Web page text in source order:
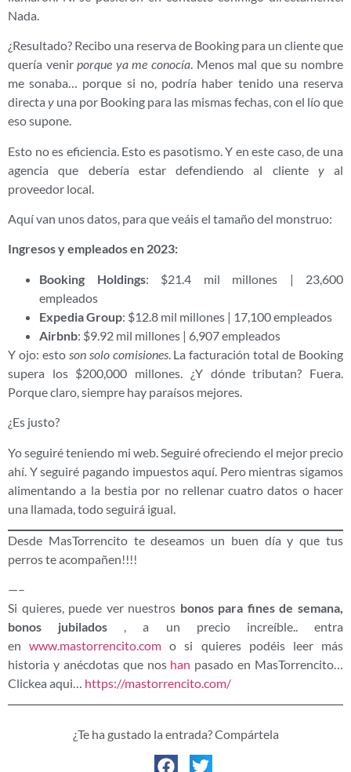
Nada.
¿Resultado? Recibo una reserva de Booking para un cliente que
quería venirporque ya me conocía. Menos mal que su nombre
me sonaba… porque si no, podría haber tenido una reserva
directa y una por Booking para las mismas fechas, con el lío que
eso supone.
Esto no es eficiencia. Esto es pasotismo. Y en este caso, de una
agencia que debería estar defendiendo al cliente yal
proveedor local.
Aquí van unos datos, para que veáis el tamaño del monstruo:
Ingresos y empleados en 2023:
Booking Holdings: $21.4 mil millones | 23,600
empleados
Expedia Group: $12.8 mil millones | 17,100 empleados
Airbnb: $9.92 mil millones | 6,907 empleados
Y ojo: esto son solo comisiones. La facturación total de Booking
supera los $200,000 millones. ¿Y dónde tributan? Fuera.
Porque claro, siempre hay paraísos mejores.
¿Es justo?
Yo seguiré teniendo mi web. Seguiré ofreciendo el mejor precio
ahí. Y seguiré pagando impuestos aquí. Pero mientras sigamos
alimentando a la bestia por no rellenar cuatro datos o hacer
una llamada, todo seguirá igual.
Desde MasTorrencito te deseamos un buen día y que tus
perros te acompañen!!!!
—–
Si quieres, puede ver nuestros bonos para fines de semana,
bonos jubilados , a un precio increíble.. entra
enwww.mastorrencito.com o si quieres podéis leer más
historia y anécdotas que nos han pasado en MasTorrencito…
Clickea aqui… https://mastorrencito.com/
¿Te ha gustado la entrada? Compártela